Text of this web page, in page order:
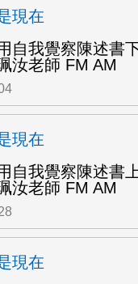
現在
自我覺察陳述書
汝老師 FM AM
現在
自我覺察陳述書
汝老師 FM AM
現在